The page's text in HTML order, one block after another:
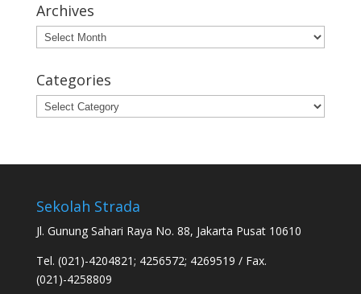
Archives
Archives
Categories
Categories
Sekolah Strada
Jl. Gunung Sahari Raya No. 88, Jakarta Pusat 10610
Tel. (021)-4204821; 4256572; 4269519 / Fax.
(021)-4258809